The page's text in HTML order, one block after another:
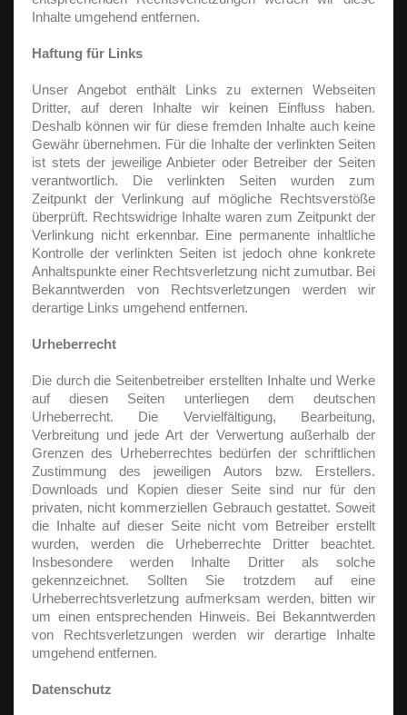
Inhalte umgehend entfernen.
Haftung für Links
Unser Angebot enthält Links zu externen Webseiten
Dritter, auf deren Inhalte wir keinen Einfluss haben.
Deshalb können wir für diese fremden Inhalte auch keine
Gewähr übernehmen. Für die Inhalte der verlinkten Seiten
ist stets der jeweilige Anbieter oder Betreiber der Seiten
verantwortlich. Die verlinkten Seiten wurden zum
Zeitpunkt der Verlinkung auf mögliche Rechtsverstöße
überprüft. Rechtswidrige Inhalte waren zum Zeitpunkt der
Verlinkung nicht erkennbar. Eine permanente inhaltliche
Kontrolle der verlinkten Seiten ist jedoch ohne konkrete
Anhaltspunkte einer Rechtsverletzung nicht zumutbar. Bei
Bekanntwerden von Rechtsverletzungen werden wir
derartige Links umgehend entfernen.
Urheberrecht
Die durch die Seitenbetreiber erstellten Inhalte und Werke
auf diesen Seiten unterliegen dem deutschen
Urheberrecht. Die Vervielfältigung, Bearbeitung,
Verbreitung und jede Art der Verwertung außerhalb der
Grenzen des Urheberrechtes bedürfen der schriftlichen
Zustimmung des jeweiligen Autors bzw. Erstellers.
Downloads und Kopien dieser Seite sind nur für den
privaten, nicht kommerziellen Gebrauch gestattet. Soweit
die Inhalte auf dieser Seite nicht vom Betreiber erstellt
wurden, werden die Urheberrechte Dritter beachtet.
Insbesondere werden Inhalte Dritter als solche
gekennzeichnet. Sollten Sie trotzdem auf eine
Urheberrechtsverletzung aufmerksam werden, bitten wir
um einen entsprechenden Hinweis. Bei Bekanntwerden
von Rechtsverletzungen werden wir derartige Inhalte
umgehend entfernen.
Datenschutz